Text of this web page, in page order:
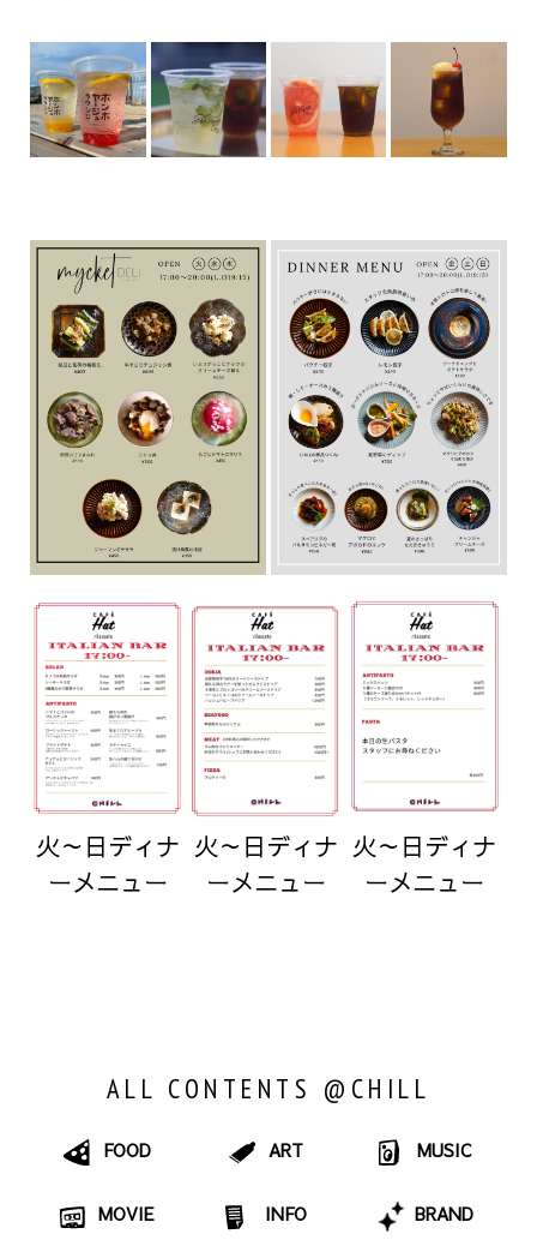
火～日ディナ
ーメニュー
火～日ディナ
ーメニュー
火～日ディナ
ーメニュー
ALL CONTENTS @CHILL
FOOD ART MUSIC
MOVIE INFO BRAND